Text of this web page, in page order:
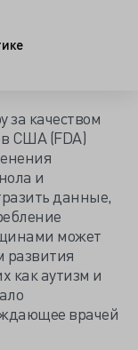
за качеством
США (FDA)
и
данные,
может
развития
как аутизм и
врачей